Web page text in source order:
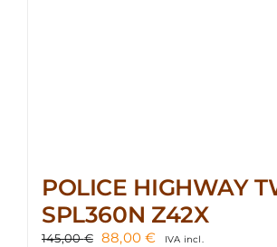
POLICE HIGHWAY
SPL360N Z42X
145,00€ El
88,00€ ElIVA incl.